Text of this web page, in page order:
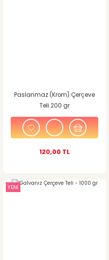
Paslanmaz (Krom) Çerçeve
Teli 200 gr
120,00 TL
YENİ